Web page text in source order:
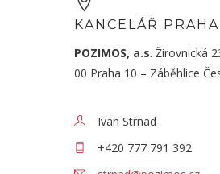
KANCELÁŘ PRAHA
POZIMOS, a.s. Žirovnická
00 Praha 10 – Záběhlice
Ivan Strnad
+420 777 791 392